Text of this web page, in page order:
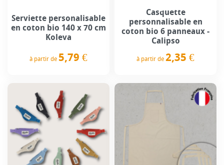
Serviette personalisable
en coton bio 140 x 70 cm
Koleva
à partir de 5,79 €
Casquette
personnalisable en
coton bio 6 panneaux -
Calipso
à partir de 2,35 €